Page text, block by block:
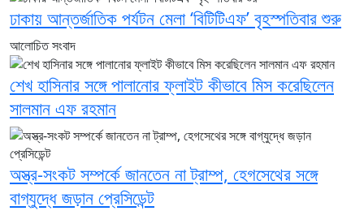
ঢাকায় আন্তর্জাতিক পর্যটন মেলা ‘বিটিটিএফ’ ​বৃহস্পতিবার শুরু
আলোচিত সংবাদ
শেখ হাসিনার সঙ্গে পালানোর ফ্লাইট কীভাবে মিস করেছিলেন
সালমান এফ রহমান
অস্ত্র-সংকট সম্পর্কে জানতেন না ট্রাম্প, হেগসেথের সঙ্গে
বাগ্‌যুদ্ধে জড়ান প্রেসিডেন্ট